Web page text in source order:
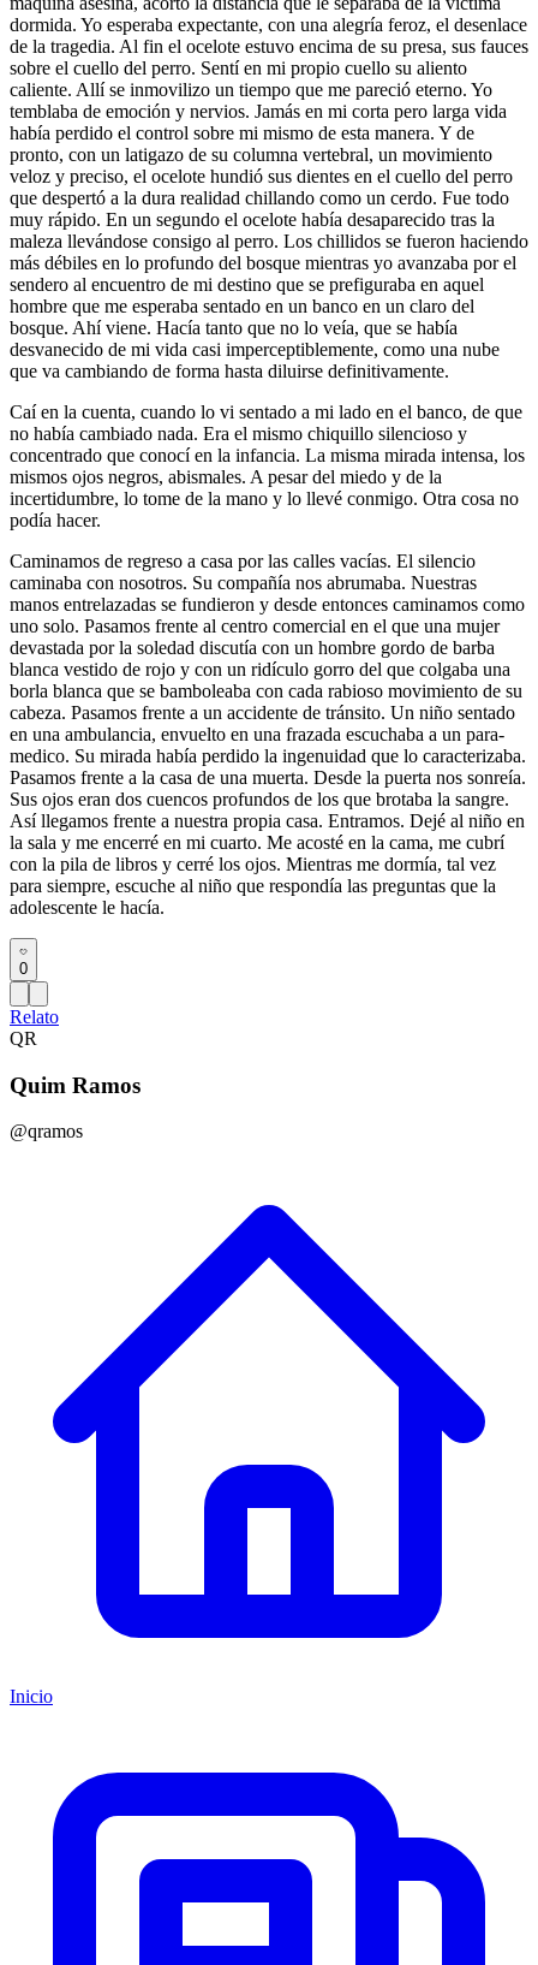
dormida. Yo esperaba expectante, con una alegría feroz, el desenlace
de la tragedia. Al fin el ocelote estuvo encima de su presa, sus fauces
sobre el cuello del perro. Sentí en mi propio cuello su aliento
caliente. Allí se inmovilizo un tiempo que me pareció eterno. Yo
temblaba de emoción y nervios. Jamás en mi corta pero larga vida
había perdido el control sobre mi mismo de esta manera. Y de
pronto, con un latigazo de su columna vertebral, un movimiento
veloz y preciso, el ocelote hundió sus dientes en el cuello del perro
que despertó a la dura realidad chillando como un cerdo. Fue todo
muy rápido. En un segundo el ocelote había desaparecido tras la
maleza llevándose consigo al perro. Los chillidos se fueron haciendo
más débiles en lo profundo del bosque mientras yo avanzaba por el
sendero al encuentro de mi destino que se prefiguraba en aquel
hombre que me esperaba sentado en un banco en un claro del
bosque. Ahí viene. Hacía tanto que no lo veía, que se había
desvanecido de mi vida casi imperceptiblemente, como una nube
que va cambiando de forma hasta diluirse definitivamente.
Caí en la cuenta, cuando lo vi sentado a mi lado en el banco, de que
no había cambiado nada. Era el mismo chiquillo silencioso y
concentrado que conocí en la infancia. La misma mirada intensa, los
mismos ojos negros, abismales. A pesar del miedo y de la
incertidumbre, lo tome de la mano y lo llevé conmigo. Otra cosa no
podía hacer.
Caminamos de regreso a casa por las calles vacías. El silencio
caminaba con nosotros. Su compañía nos abrumaba. Nuestras
manos entrelazadas se fundieron y desde entonces caminamos como
uno solo. Pasamos frente al centro comercial en el que una mujer
devastada por la soledad discutía con un hombre gordo de barba
blanca vestido de rojo y con un ridículo gorro del que colgaba una
borla blanca que se bamboleaba con cada rabioso movimiento de su
cabeza. Pasamos frente a un accidente de tránsito. Un niño sentado
en una ambulancia, envuelto en una frazada escuchaba a un para-
medico. Su mirada había perdido la ingenuidad que lo caracterizaba.
Pasamos frente a la casa de una muerta. Desde la puerta nos sonreía.
Sus ojos eran dos cuencos profundos de los que brotaba la sangre.
Así llegamos frente a nuestra propia casa. Entramos. Dejé al niño en
la sala y me encerré en mi cuarto. Me acosté en la cama, me cubrí
con la pila de libros y cerré los ojos. Mientras me dormía, tal vez
para siempre, escuche al niño que respondía las preguntas que la
adolescente le hacía.
0
Relato
QR
Quim Ramos
@qramos
Inicio